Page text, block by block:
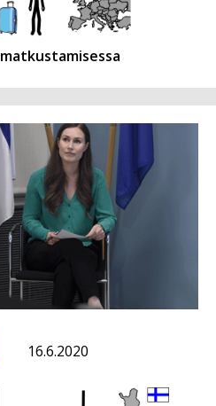
matkustamisessa
16.6.2020